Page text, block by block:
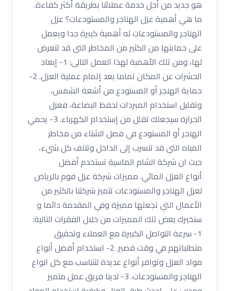
هو جديد من أجل خدمة عملائنا بطريقة أكثر كفاءة.
ما هي أهمية عزل الهناجر والمستودعات؟ عزل
الهناجر والمستودعات له أهمية كبيرة جدا ويعمل
على حمايتها من الكثير من المخاطر التى قد تتعرض
لها، ومن تلك الأهمية لهذا العمل التالى: 1- إبعاد
الحشرات عن المكان تماما بعد إتمام عملية العزل. 2-
حماية الهنجر أو المستودع من أشعة الشمس،
وتقليل استخدام المبردات لحفظ البضاعة، فعزل
الحرارة سيجعلك تقلل من إستخدام الكهرباء. 3- يحمي
الهنجر أو المستودع في فصل الشتاء من مخاطر
المياه التي قد تتسرب إلى الداخل وتتلف كل شيء،
حيث ان شركة الشام الماسية تستخدم أفضل
أنواع العزل المائي. مميزات شركة عزل فوم بالرياض
لعزل الهناجر والمستودعات تتميز شركتنا بالكثير من
الأعمال التي تجعلها مميزة وفي المقدمة دائما و
سنخبرك بعض تلك المميزات من خلال الفقرات التالية:
1- سرعة التواصل الكبيرة مع العملاء وتحقيق
متطلباتهم في وقت قصير. 2- استخدام أفضل أنواع
مواد العزل وتوافر أنواع عديدة لتتناسب مع كل انواع
الهناجر والمستودعات. 3- لدينا فريق عمل متميز